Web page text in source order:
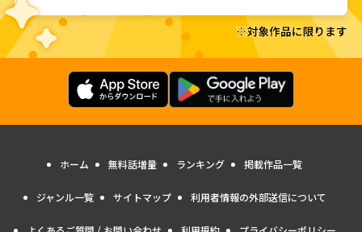
ホーム 無料話増量 ランキング 掲載作品一覧
ジャンル一覧 サイトマップ 利用者情報の外部送信について